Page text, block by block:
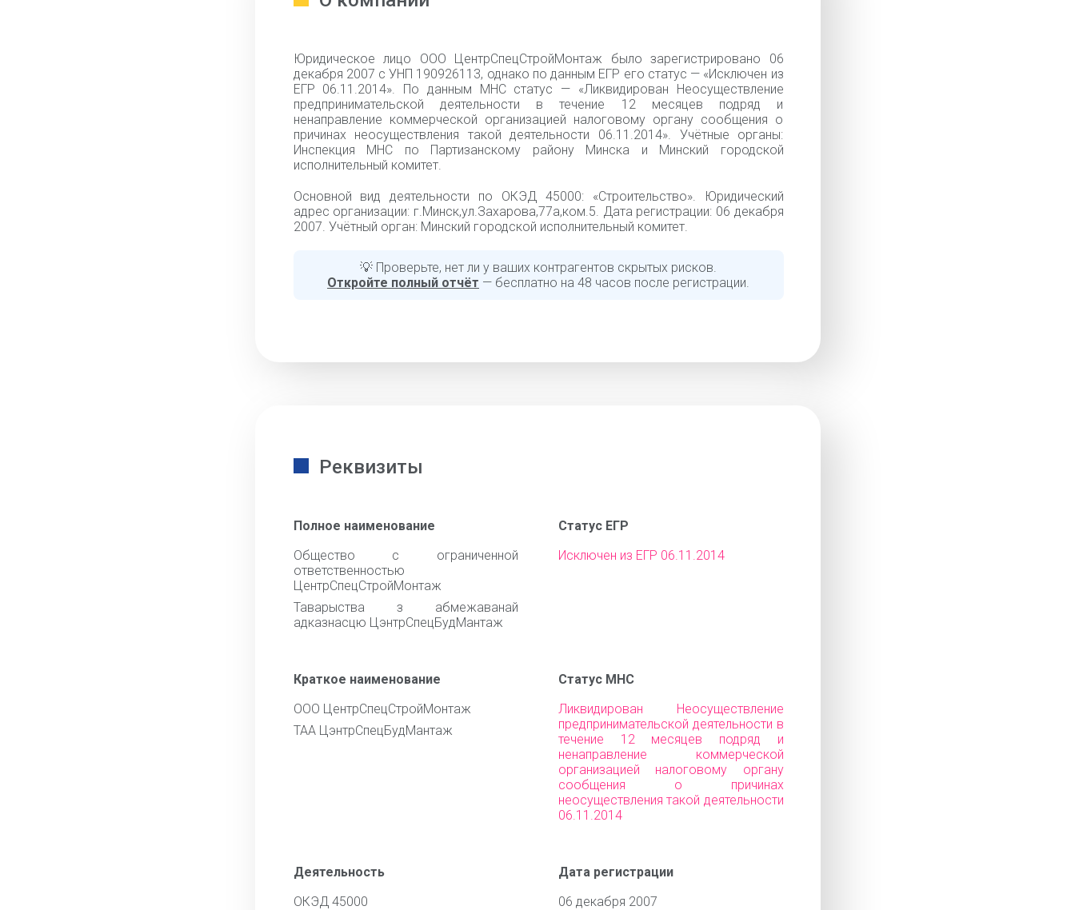
Юридическое лицо ООО ЦентрСпецСтройМонтаж было зарегистрировано 06
декабря 2007 с УНП 190926113, однако по данным ЕГР его статус — «Исключен из
ЕГР 06.11.2014». По данным МНС статус — «Ликвидирован Неосуществление
предпринимательской деятельности в течение 12 месяцев подряд и
ненаправление коммерческой организацией налоговому органу сообщения о
причинах неосуществления такой деятельности 06.11.2014». Учётные органы:
Инспекция МНС по Партизанскому району Минска и Минский городской
исполнительный комитет.
Основной вид деятельности по ОКЭД 45000: «Строительство». Юридический
адрес организации: г.Минск,ул.Захарова,77а,ком.5. Дата регистрации: 06 декабря
2007. Учётный орган: Минский городской исполнительный комитет.
💡 Проверьте, нет ли у ваших контрагентов скрытых рисков.
Откройте полный отчёт — бесплатно на 48 часов после регистрации.
Реквизиты
Полное наименование
Общество с ограниченной
ответственностью
ЦентрСпецСтройМонтаж
Таварыства з абмежаванай
адказнасцю ЦэнтрСпецБудМантаж
Статус ЕГР
Исключен из ЕГР 06.11.2014
Краткое наименование
ООО ЦентрСпецСтройМонтаж
ТАА ЦэнтрСпецБудМантаж
Статус МНС
Ликвидирован Неосуществление
предпринимательской деятельности в
течение 12 месяцев подряд и
ненаправление коммерческой
организацией налоговому органу
сообщения о причинах
неосуществления такой деятельности
06.11.2014
Деятельность
ОКЭД 45000
Дата регистрации
06 декабря 2007